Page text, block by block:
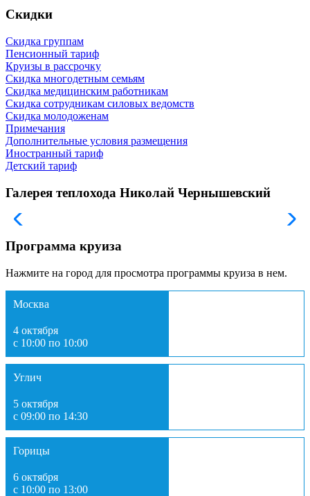
Скидки
Скидка группам
Пенсионный тариф
Круизы в рассрочку
Скидка многодетным семьям
Скидка медицинским работникам
Скидка сотрудникам силовых ведомств
Скидка молодоженам
Примечания
Дополнительные условия размещения
Иностранный тариф
Детский тариф
Галерея теплохода Николай Чернышевский
Программа круиза
Нажмите на город для просмотра программы круиза в нем.
Москва
4 октября
с 10:00 по 10:00
Углич
5 октября
с 09:00 по 14:30
Горицы
6 октября
с 10:00 по 13:00